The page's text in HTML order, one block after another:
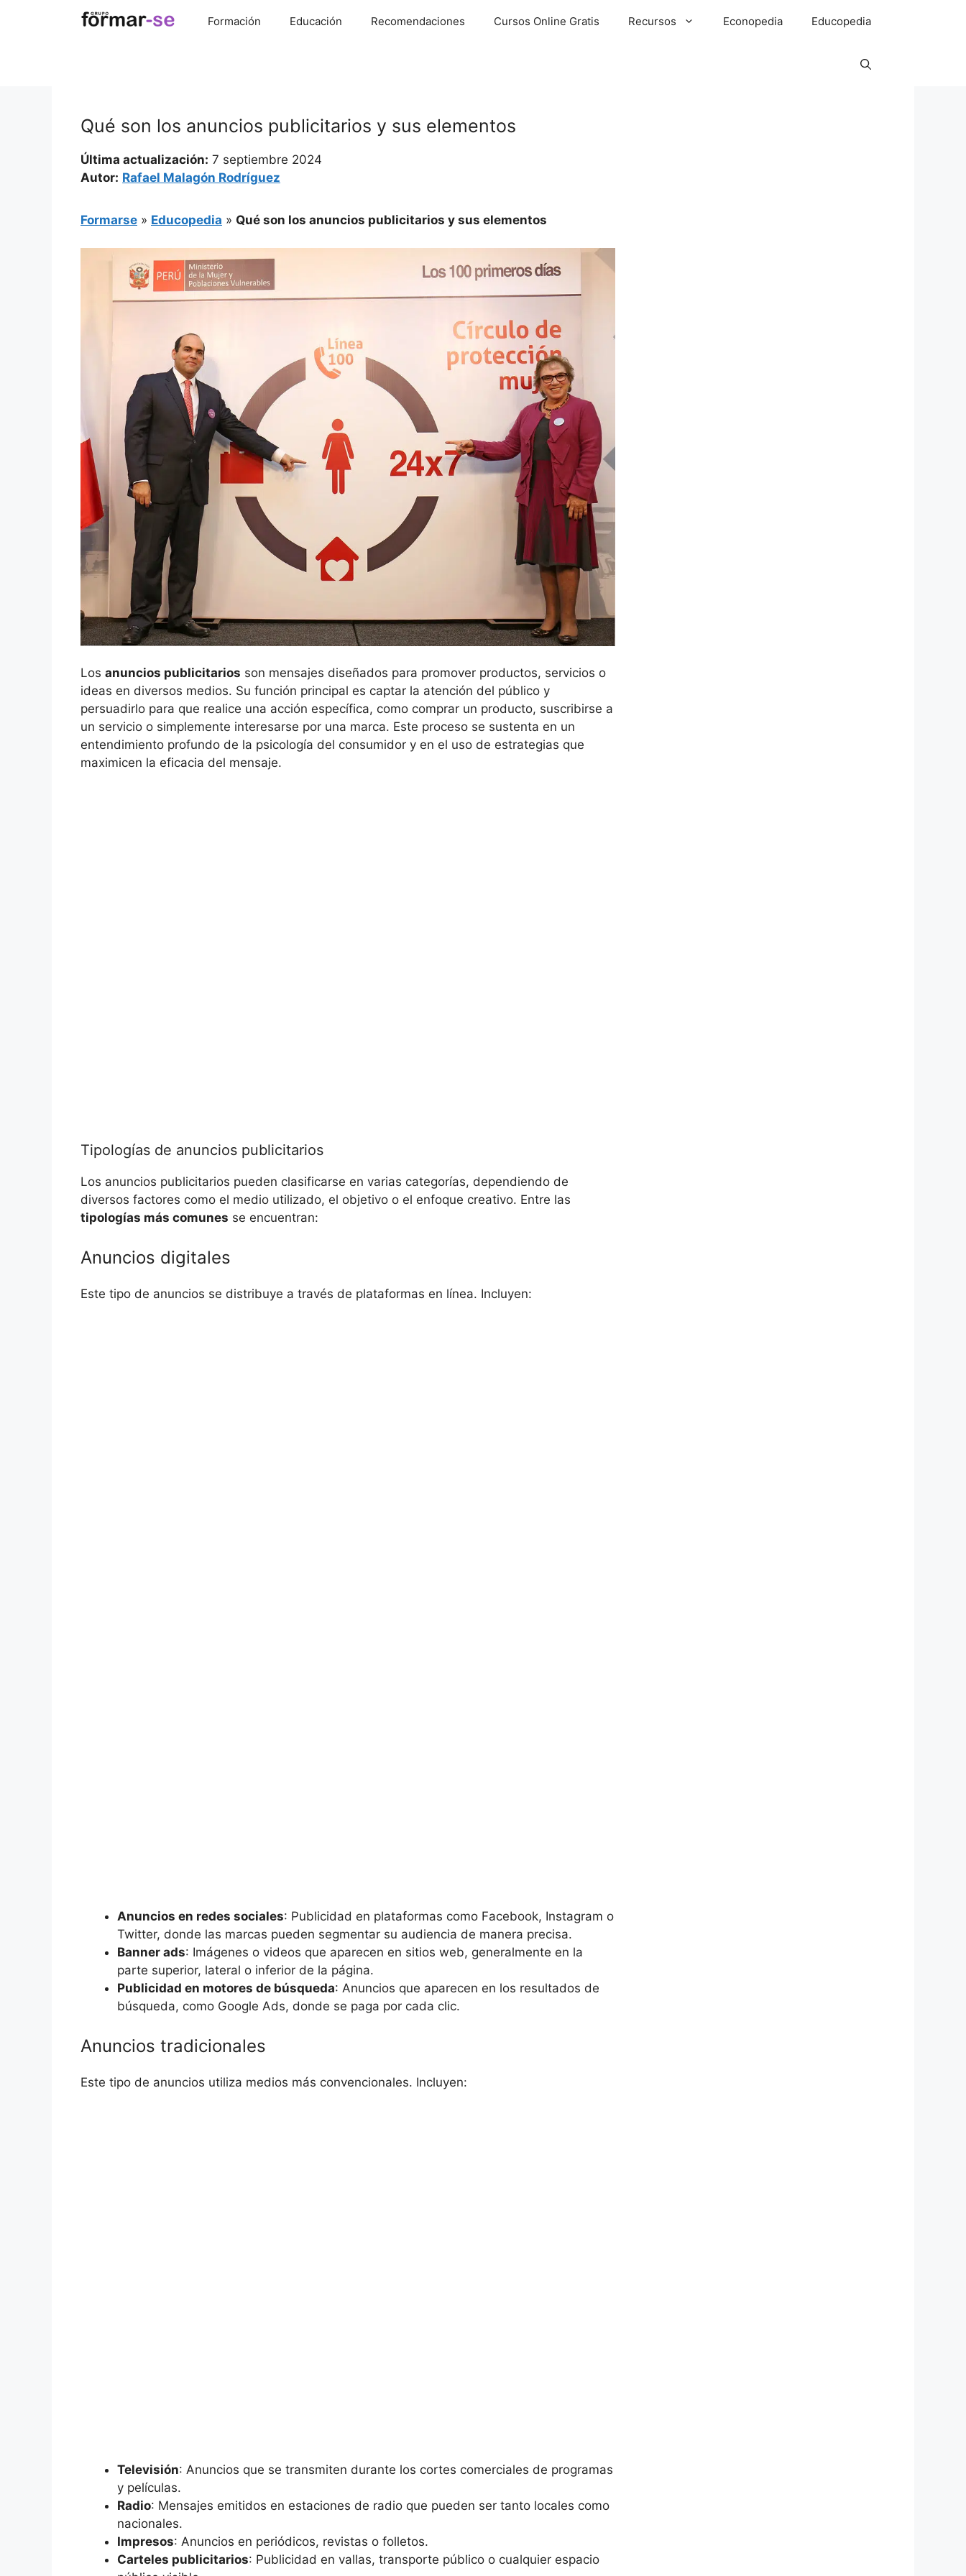
Formación Educación Recomendaciones Cursos Online Gratis Recursos Econopedia Educopedia
Qué son los anuncios publicitarios y sus elementos
Última actualización: 7 septiembre 2024
Autor: Rafael Malagón Rodríguez
Formarse » Educopedia » Qué son los anuncios publicitarios y sus elementos
Los anuncios publicitarios son mensajes diseñados para promover productos, servicios o
ideas en diversos medios. Su función principal es captar la atención del público y
persuadirlo para que realice una acción específica, como comprar un producto, suscribirse a
un servicio o simplemente interesarse por una marca. Este proceso se sustenta en un
entendimiento profundo de la psicología del consumidor y en el uso de estrategias que
maximicen la eficacia del mensaje.
Tipologías de anuncios publicitarios
Los anuncios publicitarios pueden clasificarse en varias categorías, dependiendo de
diversos factores como el medio utilizado, el objetivo o el enfoque creativo. Entre las
tipologías más comunes se encuentran:
Anuncios digitales
Este tipo de anuncios se distribuye a través de plataformas en línea. Incluyen:
Anuncios en redes sociales: Publicidad en plataformas como Facebook, Instagram o
Twitter, donde las marcas pueden segmentar su audiencia de manera precisa.
Banner ads: Imágenes o videos que aparecen en sitios web, generalmente en la
parte superior, lateral o inferior de la página.
Publicidad en motores de búsqueda: Anuncios que aparecen en los resultados de
búsqueda, como Google Ads, donde se paga por cada clic.
Anuncios tradicionales
Este tipo de anuncios utiliza medios más convencionales. Incluyen:
Televisión: Anuncios que se transmiten durante los cortes comerciales de programas
y películas.
Radio: Mensajes emitidos en estaciones de radio que pueden ser tanto locales como
nacionales.
Impresos: Anuncios en periódicos, revistas o folletos.
Carteles publicitarios: Publicidad en vallas, transporte público o cualquier espacio